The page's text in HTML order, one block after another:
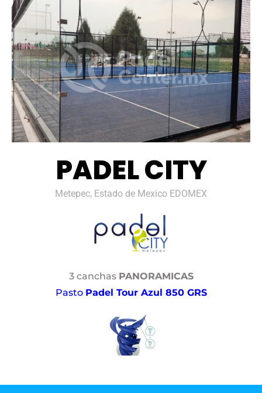
PADEL CITY
Metepec, Estado de Mexico EDOMEX
3 canchas PANORAMICAS
Pasto Padel Tour Azul 850 GRS